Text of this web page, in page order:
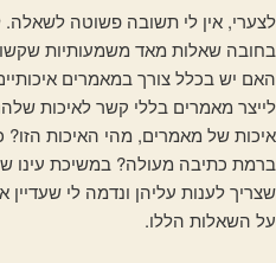
לצערי, אין לי תשובה פשוטה
בחובה שאלות מאד משמעותיות
האם יש בכלל צורך במאמרים
לייצר מאמרים בללי קשר לאיכות
איכות של מאמרים, מהי האיכות הזו?
ברמת כתיבה מעולה? במשיכת עינו
שצריך לענות עליהן ונדמה לי
על השאלות הללו.